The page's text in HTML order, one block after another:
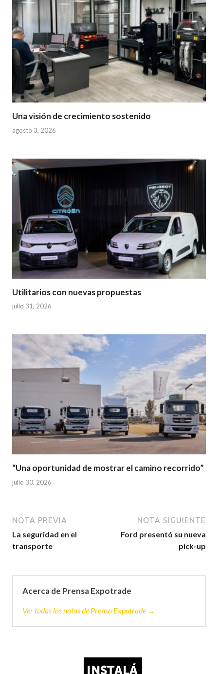
Una visión de crecimiento sostenido
agosto 3, 2026
Utilitarios con nuevas propuestas
julio 31, 2026
“Una oportunidad de mostrar el camino recorrido”
julio 30, 2026
NOTA PREVIA
La seguridad en el
transporte
NOTA SIGUIENTE
Ford presentó su nueva
pick-up
Acerca de Prensa Expotrade
Ver todas las notas de Prensa Expotrade →